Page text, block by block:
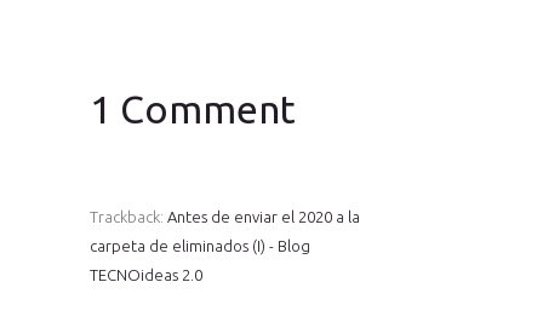
1 Comment
Trackback: Antes de enviar el 2020 a la
carpeta de eliminados (I) - Blog
TECNOideas 2.0